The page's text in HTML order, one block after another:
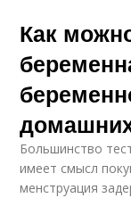
Как
Большинство
имеет смысл
менструация